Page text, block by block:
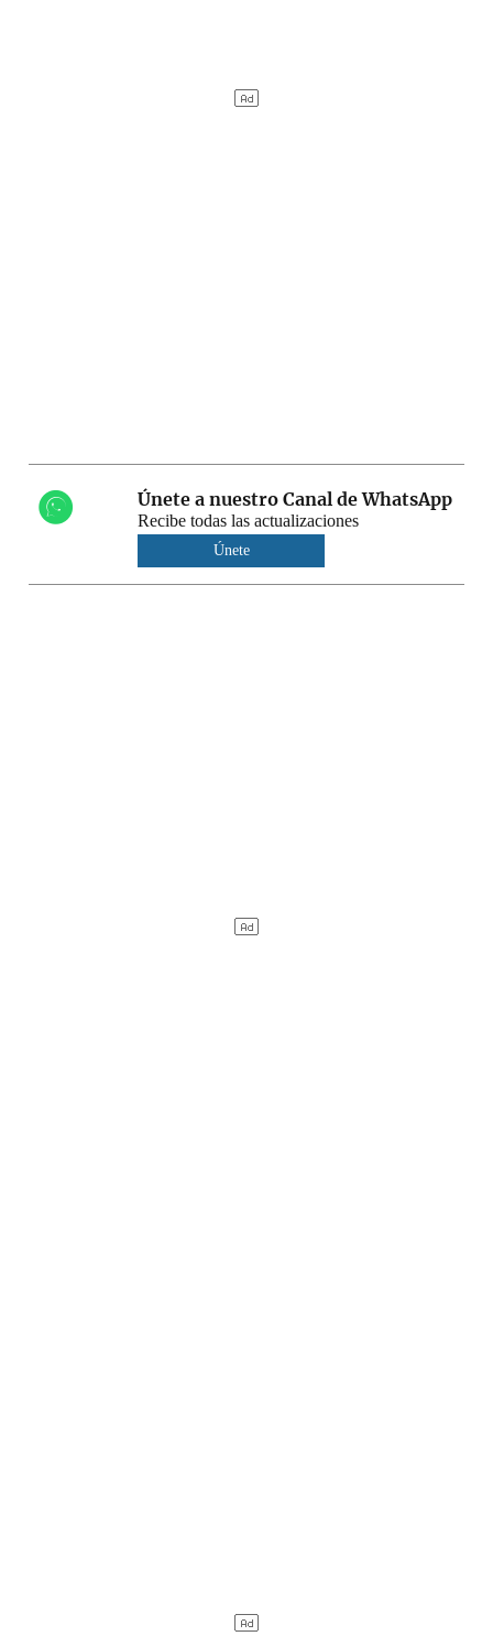
Únete a nuestro Canal de WhatsApp
Recibe todas las actualizaciones
Únete